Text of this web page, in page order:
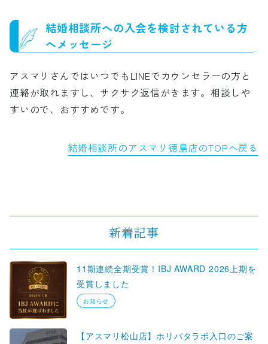
結婚相談所への入会を検討されている方
へメッセージ
アスマリさんではいつでもLINEでカウンセラーの方と
連絡が取れますし、サクサク返信がきます。相談しや
すいので、おすすめです。
結婚相談所のアスマリ徳島店のTOPへ戻る
新着記事
11期連続全期受賞！IBJ AWARD 2026上期を
受賞しました
お知らせ
【アスマリ松山店】ホリバタラボ入口のご案